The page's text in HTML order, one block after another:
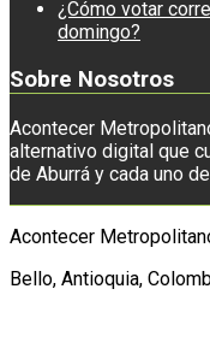
¿Cómo votar
domingo?
Sobre Nosotros
Acontecer
alternativo digital que
de Aburrá y cada uno
Acontecer
Bello, Antioquia,